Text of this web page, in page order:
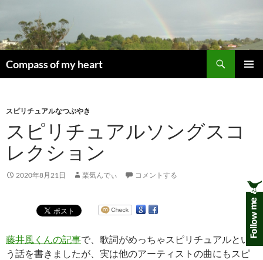
ン
ツ
へ
Compass of my heart
索
スピリチュアルなつぶやき
スピリチュアルソングスコ
レクション
2020年8月21日 栗気んでぃ コメントする
藤井風くんの記事で、歌詞がめっちゃスピリチュアルとい
う話を書きましたが、実は他のアーティストの曲にもスピ